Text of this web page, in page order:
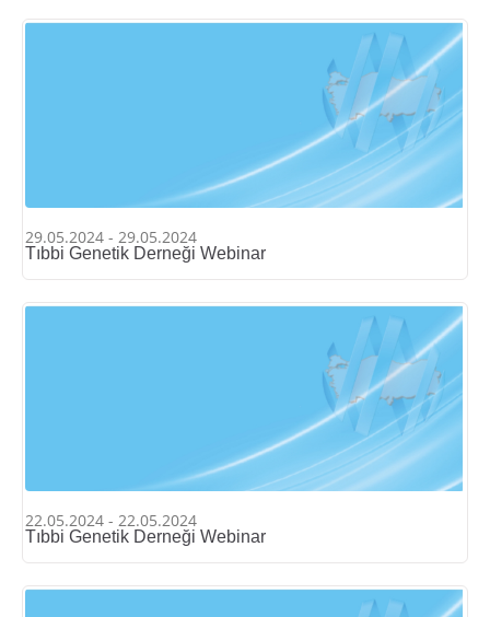
29.05.2024 - 29.05.2024
Tıbbi Genetik Derneği Webinar
22.05.2024 - 22.05.2024
Tıbbi Genetik Derneği Webinar